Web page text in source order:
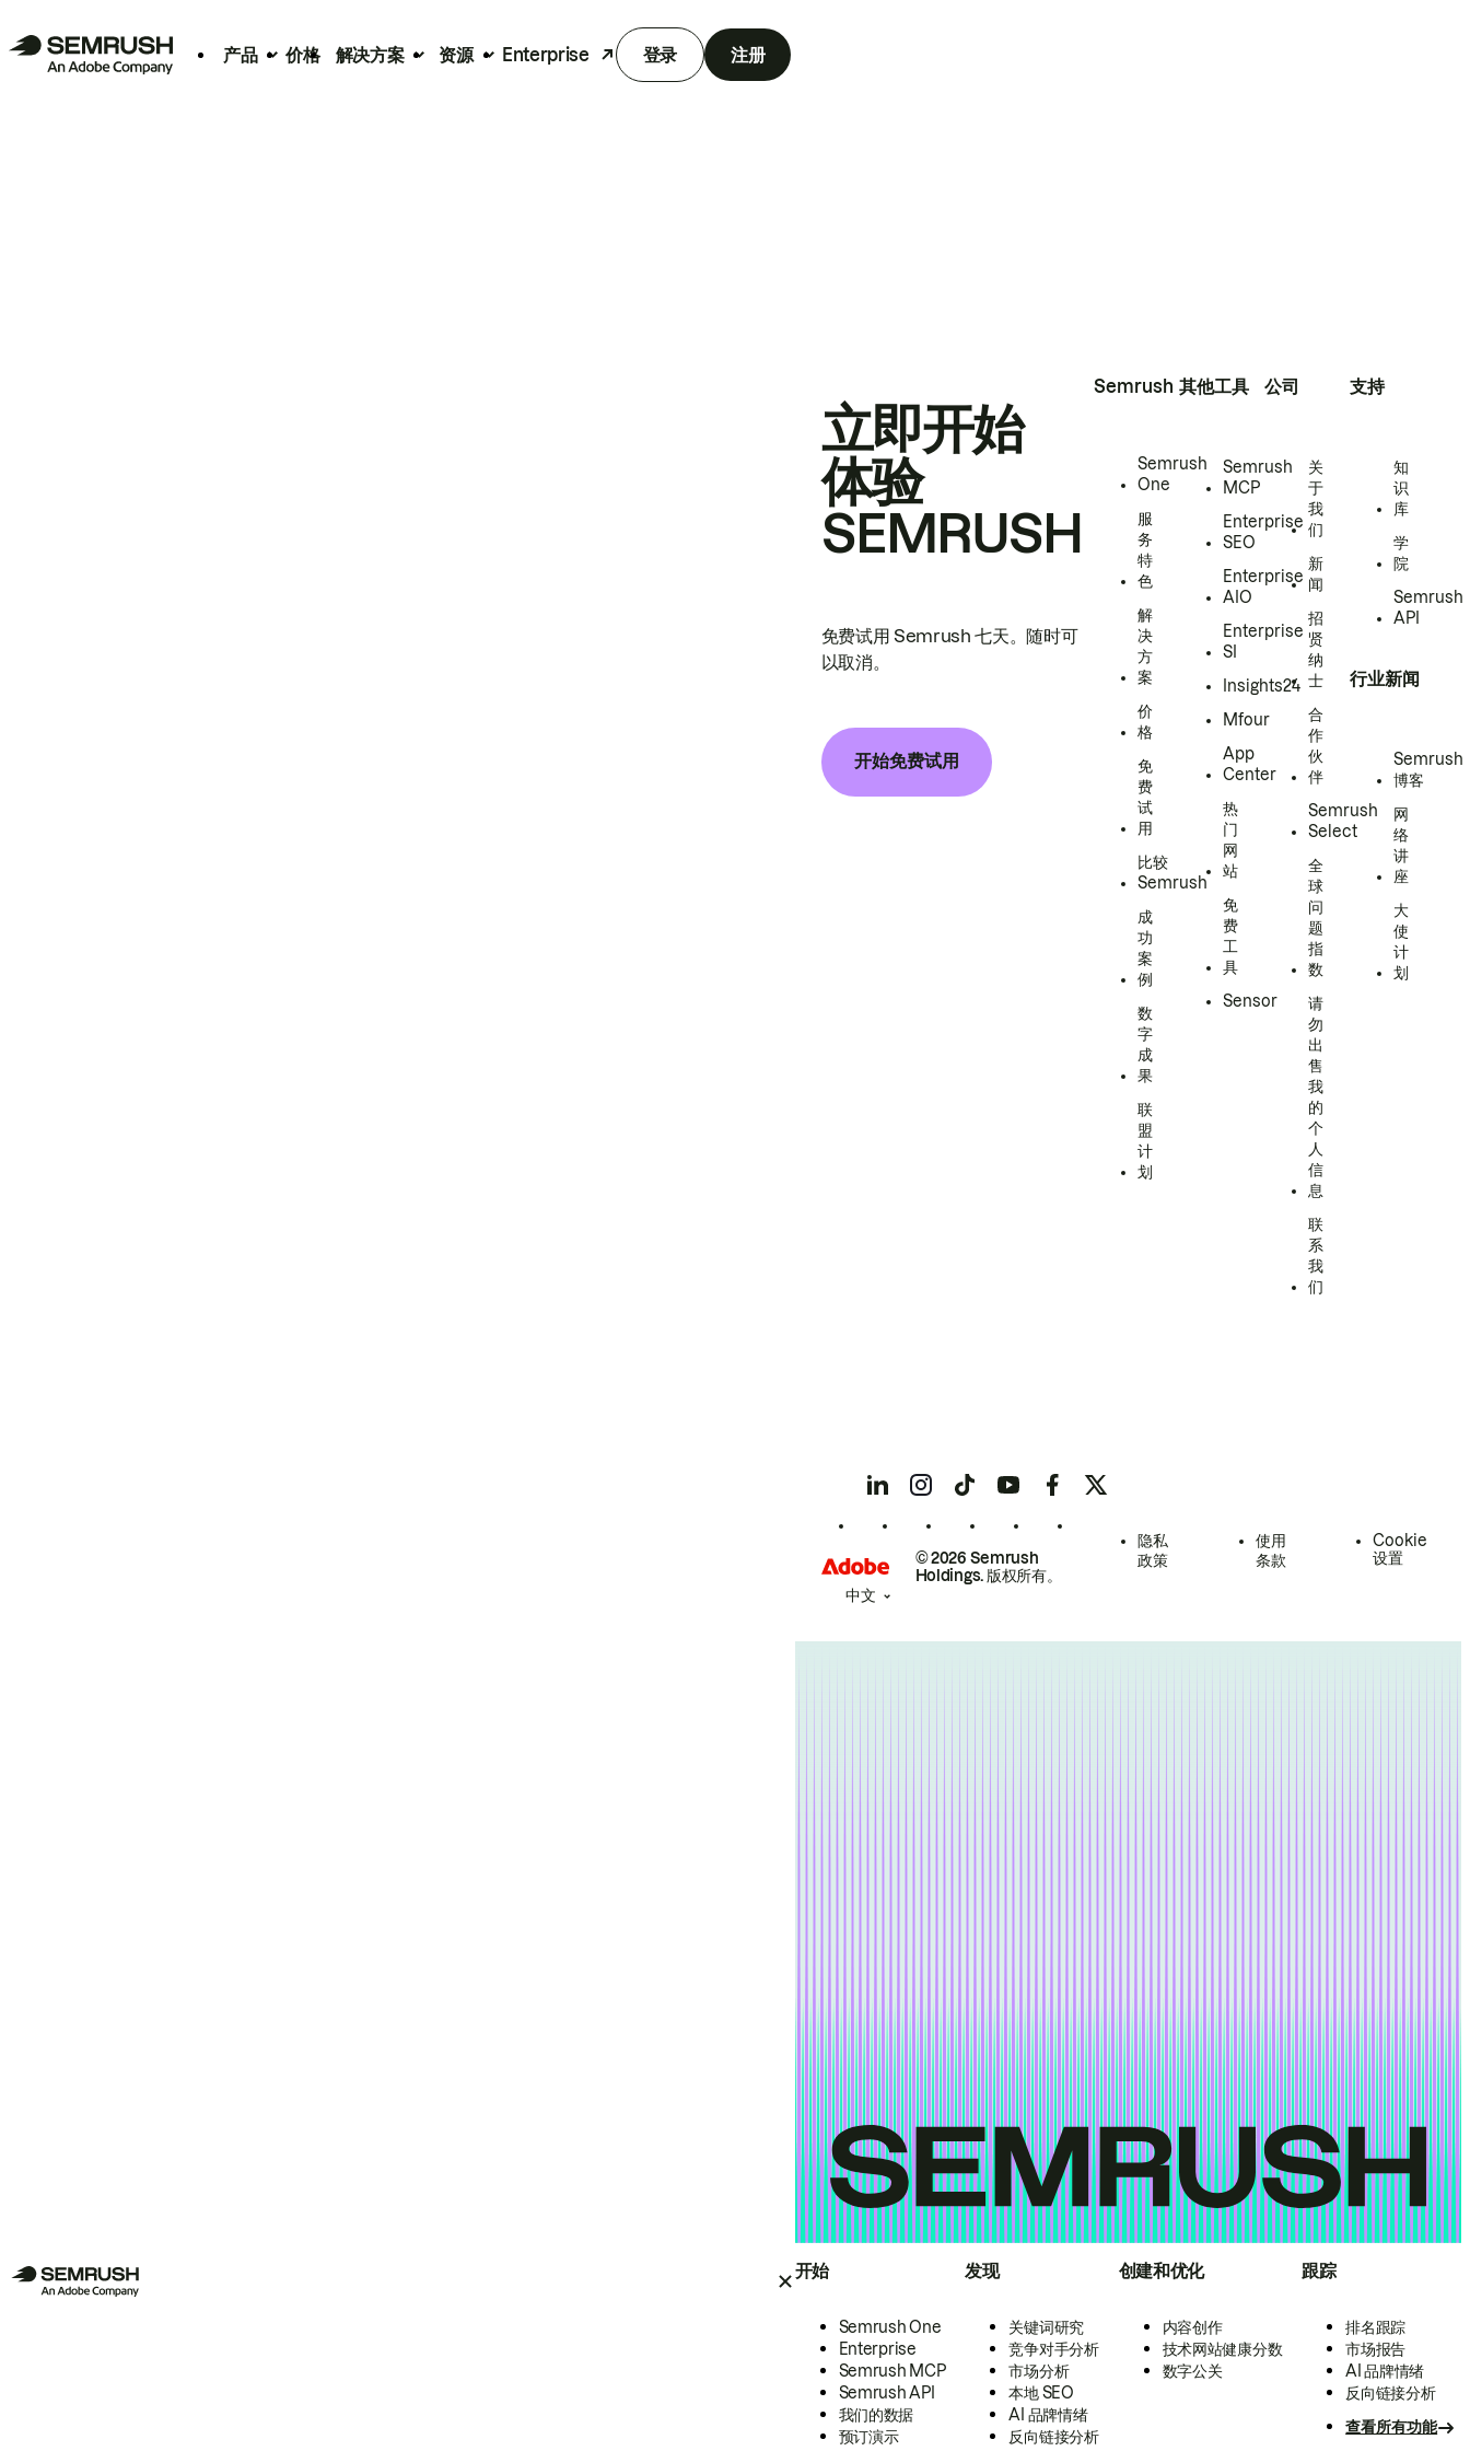
产品 价格 解决方案 资源 Enterprise 登录 注册
开始
Semrush One
Enterprise
Semrush MCP
Semrush API
我们的数据
预订演示
发现
关键词研究
竞争对手分析
市场分析
本地 SEO
AI 品牌情绪
反向链接分析
创建和优化
内容创作
技术网站健康分数
数字公关
跟踪
排名跟踪
市场报告
AI 品牌情绪
反向链接分析
查看所有功能
立即开始
体验
SEMRUSH
免费试用 Semrush 七天。随时可
以取消。
开始免费试用
Semrush
Semrush
One
服
务
特
色
解
决
方
案
价
格
免
费
试
用
比较
Semrush
成
功
案
例
数
字
成
果
联
盟
计
划
其他工具
Semrush
MCP
Enterprise
SEO
Enterprise
AIO
Enterprise
SI
Insights24
Mfour
App
Center
热
门
网
站
免
费
工
具
Sensor
公司
关
于
我
们
新
闻
招
贤
纳
士
合
作
伙
伴
Semrush
Select
全
球
问
题
指
数
请
勿
出
售
我
的
个
人
信
息
联
系
我
们
支持
知
识
库
学
院
Semrush
API
行业新闻
Semrush
博客
网
络
讲
座
大
使
计
划
© 2026 Semrush
Holdings. 版权所有。
隐私
政策
使用
条款
Cookie
设置
中文